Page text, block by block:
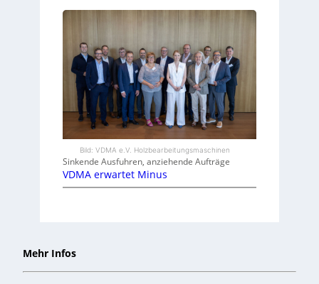
Bild: VDMA e.V. Holzbearbeitungsmaschinen
Sinkende Ausfuhren, anziehende Aufträge
VDMA erwartet Minus
Mehr Infos